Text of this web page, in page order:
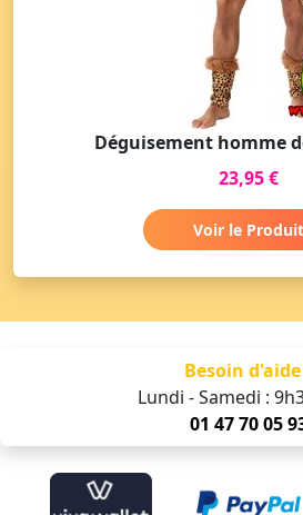
Déguisement homme
23,95 €
Voir le Produit
Besoin d'aide
Lundi - Samedi :
01 47 70 05